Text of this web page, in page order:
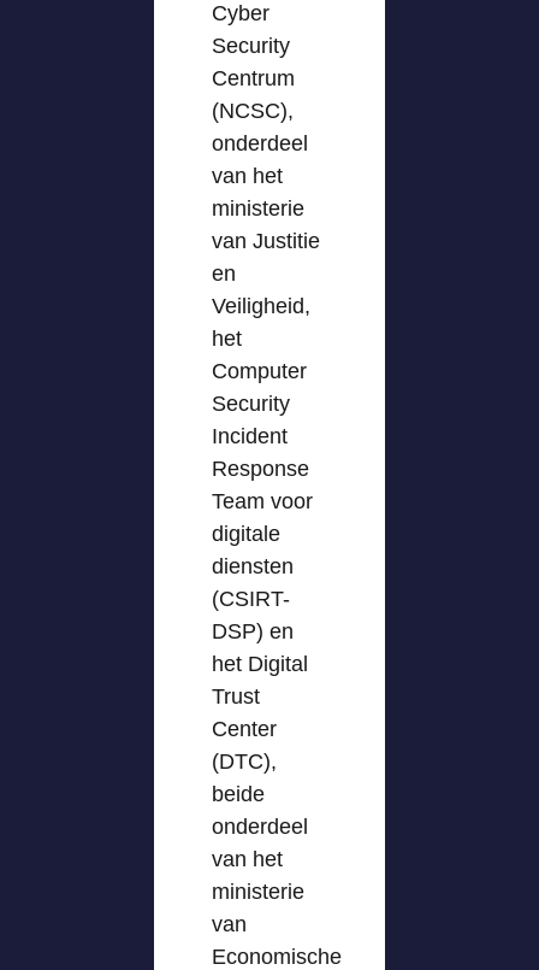
Cyber
Security
Centrum
(NCSC),
onderdeel
van het
ministerie
van Justitie
en
Veiligheid,
het
Computer
Security
Incident
Response
Team voor
digitale
diensten
(CSIRT-
DSP) en
het Digital
Trust
Center
(DTC),
beide
onderdeel
van het
ministerie
van
Economische